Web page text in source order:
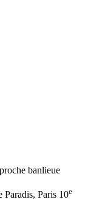
banlieue
Paris 10e